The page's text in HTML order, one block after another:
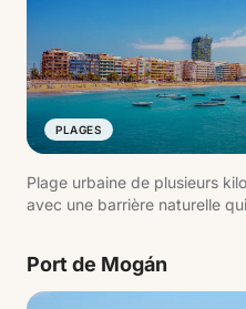
PLAGES
Plage urbaine de plusieurs
avec une barrière naturelle
Port de Mogán